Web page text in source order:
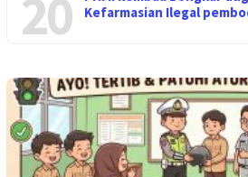
20
Kefarmasian Ilegal